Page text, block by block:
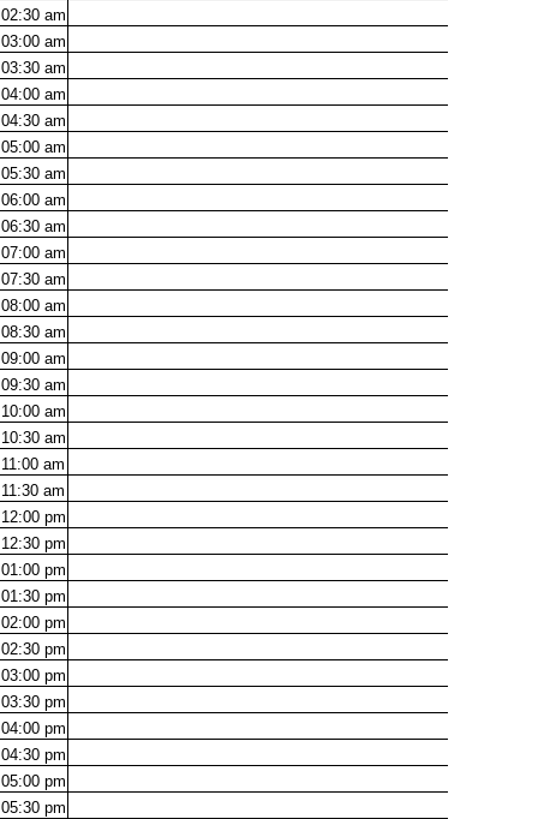
02:30 am
03:00 am
03:30 am
04:00 am
04:30 am
05:00 am
05:30 am
06:00 am
06:30 am
07:00 am
07:30 am
08:00 am
08:30 am
09:00 am
09:30 am
10:00 am
10:30 am
11:00 am
11:30 am
12:00 pm
12:30 pm
01:00 pm
01:30 pm
02:00 pm
02:30 pm
03:00 pm
03:30 pm
04:00 pm
04:30 pm
05:00 pm
05:30 pm